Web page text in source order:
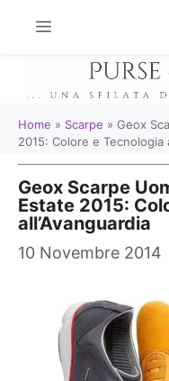
Home » Scarpe » Geox
2015: Colore e Tecnologia
Geox Scarpe
Estate 2015:
all’Avanguardia
10 Novembre 2014